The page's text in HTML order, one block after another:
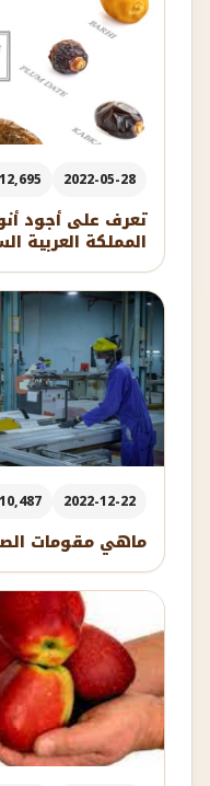
2022-05-28 12,695 مشاهدة
تعرف على أجود
المملكة العربية
2022-12-22 10,487 مشاهدة
ماهي مقومات